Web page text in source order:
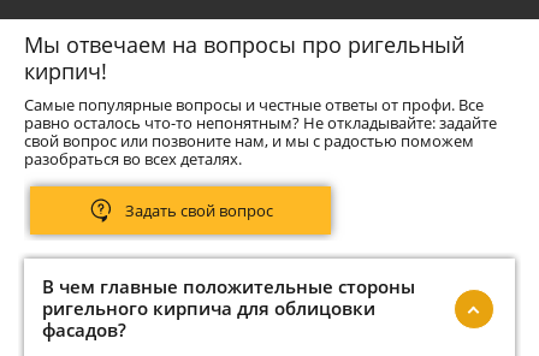
В чем главные положительные стороны
ригельного кирпича для облицовки
фасадов?
Мы отвечаем на вопросы про ригельный
кирпич!
Самые популярные вопросы и честные ответы от профи. Все
равно осталось что-то непонятным? Не откладывайте: задайте
свой вопрос или позвоните нам, и мы с радостью поможем
разобраться во всех деталях.
Задать свой вопрос